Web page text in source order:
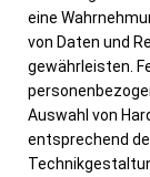
eine
von Daten und
gewährleisten.
Auswahl von
entsprechend